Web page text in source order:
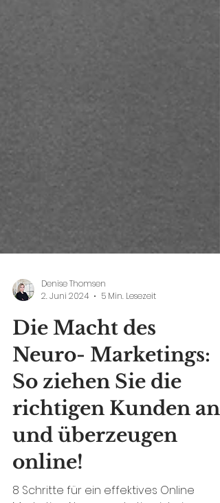
Denise Thomsen
2. Juni 2024
5 Min. Lesezeit
Die Macht des
Neuro- Marketings:
So ziehen Sie die
richtigen Kunden an
und überzeugen